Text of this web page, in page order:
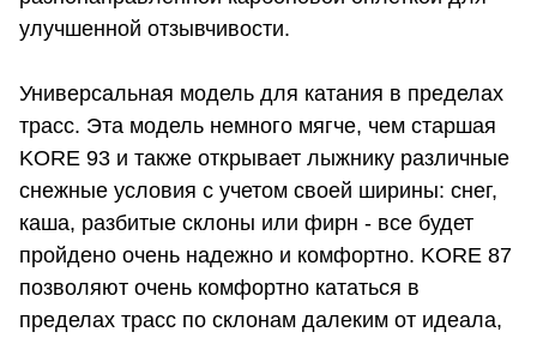
улучшенной отзывчивости.
Универсальная модель для катания в пределах
трасс. Эта модель немного мягче, чем старшая
KORE 93 и также открывает лыжнику различные
снежные условия с учетом своей ширины: снег,
каша, разбитые склоны или фирн - все будет
пройдено очень надежно и комфортно. KORE 87
позволяют очень комфортно кататься в
пределах трасс по склонам далеким от идеала,